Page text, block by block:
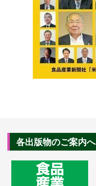
各出版物のご案内へ